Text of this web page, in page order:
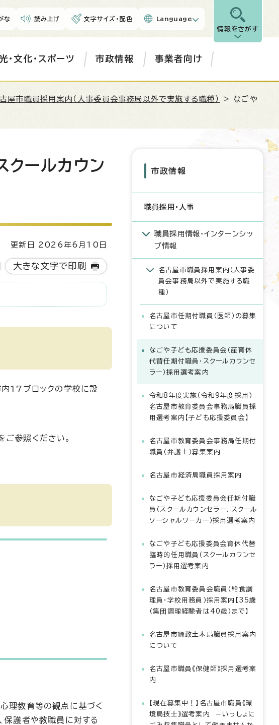
な 読み上げ 文字サイズ・配色 Language
情報をさがす
・文化・スポーツ 市政情報 事業者向け
屋市職員採用案内（人事委員会事務局以外で実施する職種）
> なごや
クールカウン
更新日 2026年6月10日
大きな文字で印刷
内17ブロックの学校に設
ご参照ください。
理教育等の観点に基づく
保護者や教職員に対する
市政情報
職員採用・人事
職員採用情報・インターンシッ
プ情報
名古屋市職員採用案内（人事委
員会事務局以外で実施する職
種）
名古屋市任期付職員（医師）の募集
について
なごや子ども応援委員会（産育休
代替任期付職員・スクールカウンセ
ラー）採用選考案内
令和8年度実施（令和9年度採用）
名古屋市教育委員会事務局職員採
用選考案内【子ども応援委員会】
名古屋市教育委員会事務局任期付
職員（弁護士）募集案内
名古屋市経済局職員採用案内
なごや子ども応援委員会任期付職
員（スクールカウンセラー、スクール
ソーシャルワーカー）採用選考案内
なごや子ども応援委員会育休代替
臨時的任用職員（スクールカウンセ
ラー）採用選考案内
名古屋市教育委員会職員（給食調
理員・学校用務員）採用案内【35歳
（集団調理経験者は40歳）まで】
名古屋市緑政土木局職員採用案内
について
名古屋市職員《保健師》採用選考案
内
【現在募集中！】名古屋市職員《環
境局技士》選考案内 －いっしょに